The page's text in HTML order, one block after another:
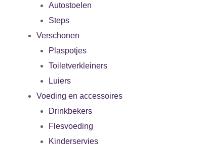
Autostoelen
Steps
Verschonen
Plaspotjes
Toiletverkleiners
Luiers
Voeding en accessoires
Drinkbekers
Flesvoeding
Kinderservies